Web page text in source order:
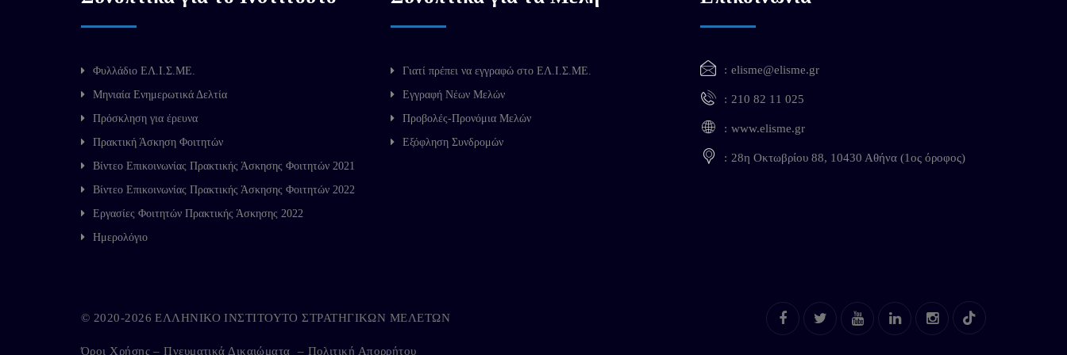
Φυλλάδιο ΕΛ.Ι.Σ.ΜΕ.
Μηνιαία Ενημερωτικά Δελτία
Πρόσκληση για έρευνα
Πρακτική Άσκηση Φοιτητών
Βίντεο Επικοινωνίας Πρακτικής Άσκησης Φοιτητών 2021
Βίντεο Επικοινωνίας Πρακτικής Άσκησης Φοιτητών 2022
Εργασίες Φοιτητών Πρακτικής Άσκησης 2022
Ημερολόγιο
Γιατί πρέπει να εγγραφώ στο ΕΛ.Ι.Σ.ΜΕ.
Εγγραφή Νέων Μελών
Προβολές-Προνόμια Μελών
Εξόφληση Συνδρομών
elisme@elisme.gr
210 82 11 025
www.elisme.gr
28η Οκτωβρίου 88, 10430 Αθήνα (1ος όροφος)
© 2020-2026 ΕΛΛΗΝΙΚΟ ΙΝΣΤΙΤΟΥΤΟ ΣΤΡΑΤΗΓΙΚΩΝ ΜΕΛΕΤΩΝ
Όροι Χρήσης – Πνευματικά Δικαιώματα – Πολιτική Απορρήτου